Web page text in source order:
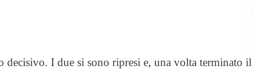
decisivo. I due si sono ripresi e, una volta terminato il